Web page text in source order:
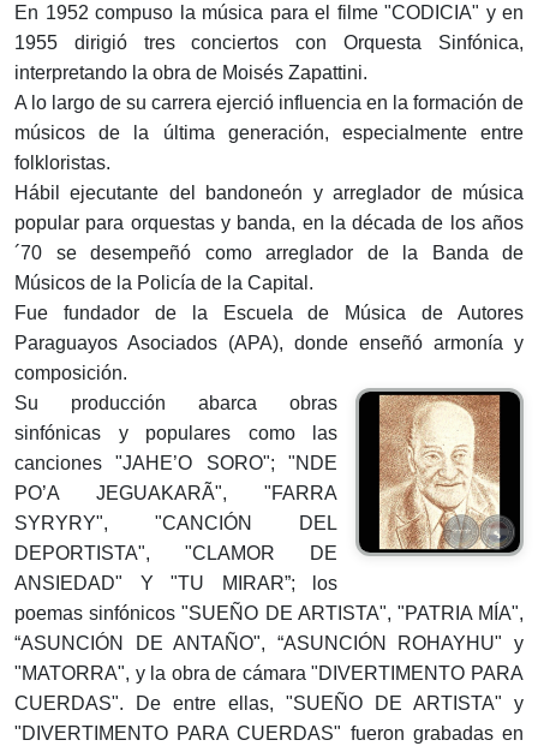
En 1952 compuso la música para el filme "CODICIA" y en
1955 dirigió tres conciertos con Orquesta Sinfónica,
interpretando la obra de Moisés Zapattini.
A lo largo de su carrera ejerció influencia en la formación de
músicos de la última generación, especialmente entre
folkloristas.
Hábil ejecutante del bandoneón y arreglador de música
popular para orquestas y banda, en la década de los años
´70 se desempeñó como arreglador de la Banda de
Músicos de la Policía de la Capital.
Fue fundador de la Escuela de Música de Autores
Paraguayos Asociados (APA), donde enseñó armonía y
composición.
Su producción abarca obras
sinfónicas y populares como las
canciones "JAHE’O SORO"; "NDE
PO’A JEGUAKARÃ", "FARRA
SYRYRY", "CANCIÓN DEL
DEPORTISTA", "CLAMOR DE
ANSIEDAD" Y "TU MIRAR”; los
poemas sinfónicos "SUEÑO DE ARTISTA", "PATRIA MÍA",
“ASUNCIÓN DE ANTAÑO", “ASUNCIÓN ROHAYHU" y
"MATORRA", y la obra de cámara "DIVERTIMENTO PARA
CUERDAS". De entre ellas, "SUEÑO DE ARTISTA" y
"DIVERTIMENTO PARA CUERDAS" fueron grabadas en